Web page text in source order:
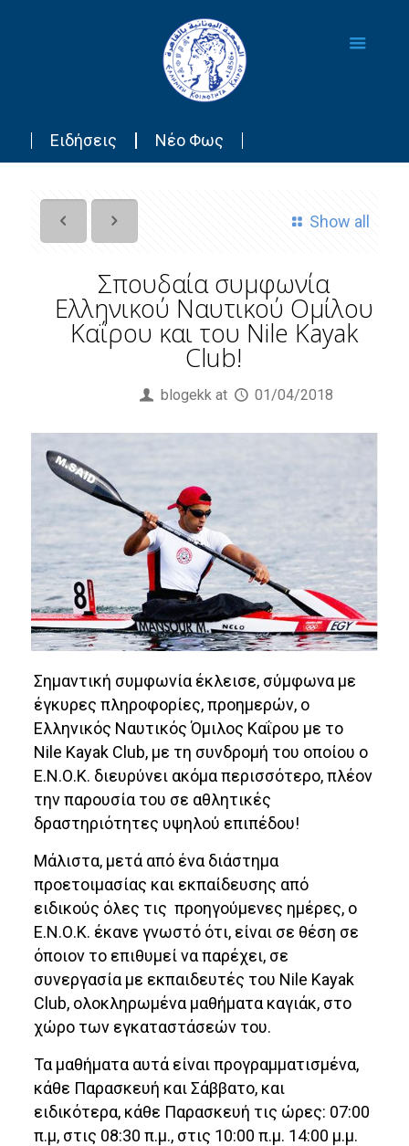
Ειδήσεις Νέο Φως
Show all
Σπουδαία συμφωνία
Ελληνικού Ναυτικού Ομίλου
Καΐρου και του Nile Kayak
Club!
blogekk at 01/04/2018
Σημαντική συμφωνία έκλεισε, σύμφωνα με
έγκυρες πληροφορίες, προημερών, ο
Ελληνικός Ναυτικός Όμιλος Καΐρου με το
Nile Kayak Club, με τη συνδρομή του οποίου ο
Ε.Ν.Ο.Κ. διευρύνει ακόμα περισσότερο, πλέον
την παρουσία του σε αθλητικές
δραστηριότητες υψηλού επιπέδου!
Μάλιστα, μετά από ένα διάστημα
προετοιμασίας και εκπαίδευσης από
ειδικούς όλες τις προηγούμενες ημέρες, ο
Ε.Ν.Ο.Κ. έκανε γνωστό ότι, είναι σε θέση σε
όποιον το επιθυμεί να παρέχει, σε
συνεργασία με εκπαιδευτές του Nile Kayak
Club, ολοκληρωμένα μαθήματα καγιάκ, στο
χώρο των εγκαταστάσεών του.
Τα μαθήματα αυτά είναι προγραμματισμένα,
κάθε Παρασκευή και Σάββατο, και
ειδικότερα, κάθε Παρασκευή τις ώρες: 07:00
π.μ, στις 08:30 π.μ., στις 10:00 π.μ. 14:00 μ.μ.